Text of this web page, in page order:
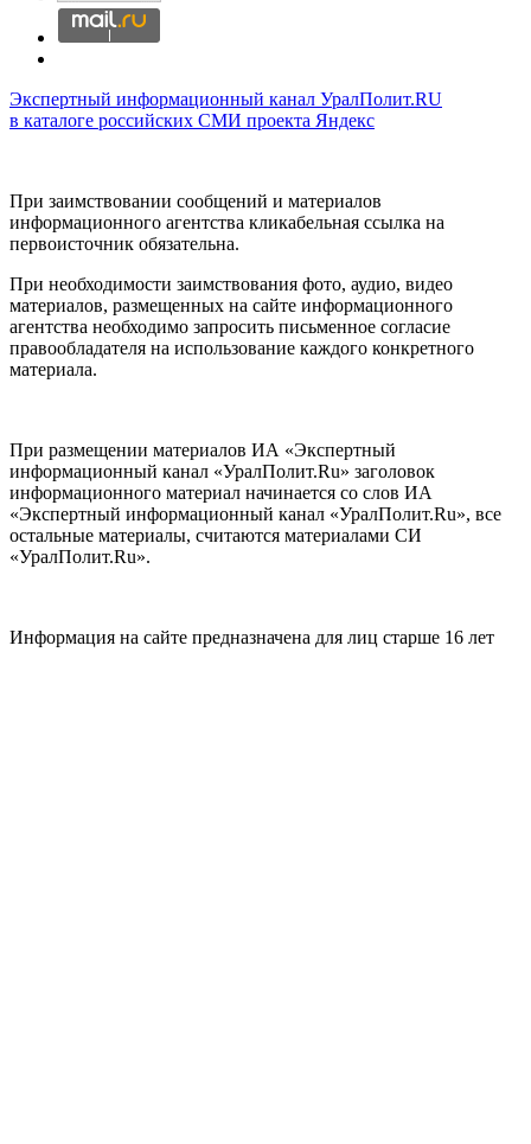
Экспертный информационный канал УралПолит.RU
в каталоге российских СМИ проекта Яндекс
При заимствовании сообщений и материалов
информационного агентства кликабельная ссылка на
первоисточник обязательна.
При необходимости заимствования фото, аудио, видео
материалов, размещенных на сайте информационного
агентства необходимо запросить письменное согласие
правообладателя на использование каждого конкретного
материала.
При размещении материалов ИА «Экспертный
информационный канал «УралПолит.Ru» заголовок
информационного материал начинается со слов ИА
«Экспертный информационный канал «УралПолит.Ru», все
остальные материалы, считаются материалами СИ
«УралПолит.Ru».
Информация на сайте предназначена для лиц старше 16 лет